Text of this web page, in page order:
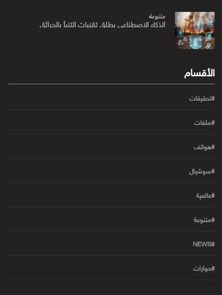
متنوعة
الذكاء الاصطناعي يطلق تقنيات التنبأ بالحرائق
الأقسام
#تحقيقات
#ملفات
#هواتف
#سوشيال
#عالمية
#متنوعة
#NEWS
#حوارات